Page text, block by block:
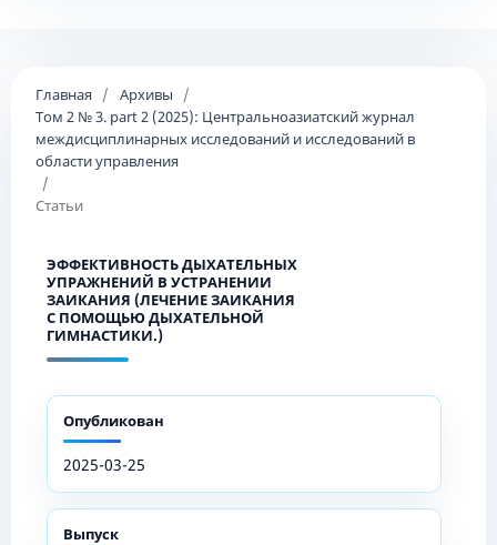
Главная / Архивы
/
Том 2 № 3. part 2 (2025): Центральноазиатский журнал
междисциплинарных исследований и исследований в
области управления
/
Статьи
ЭФФЕКТИВНОСТЬ ДЫХАТЕЛЬНЫХ
УПРАЖНЕНИЙ В УСТРАНЕНИИ
ЗАИКАНИЯ (ЛЕЧЕНИЕ ЗАИКАНИЯ
С ПОМОЩЬЮ ДЫХАТЕЛЬНОЙ
ГИМНАСТИКИ.)
Опубликован
2025-03-25
Выпуск